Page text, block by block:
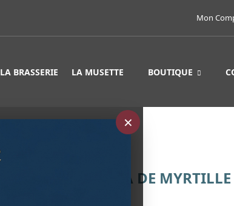
Mon
LA BRASSERIE LA MUSETTE BOUTIQUE
×
GELÉE EXTRA DE